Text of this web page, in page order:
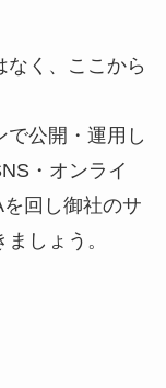
なく、ここから
公開・運用し
・オンライ
回し御社のサ
しょう。